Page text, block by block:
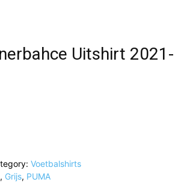
Uitshirt 2021-
Voetbalshirts
, Grijs, PUMA